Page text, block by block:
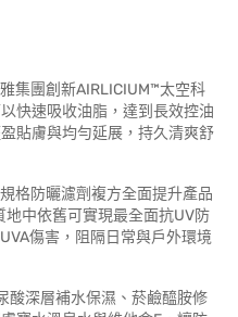
集團創新AIRLICIUM™太空科
快速吸收油脂，達到長效控油
貼膚與均勻延展，持久清爽舒
格防曬濾劑複方全面提升產品
中依舊可實現最全面抗UV防
傷害，阻隔日常與戶外環境
酸深層補水保濕、菸鹼醯胺修